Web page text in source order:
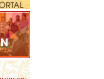
kỳ
dân
Nhật
tải